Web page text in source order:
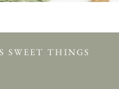
SWEET THINGS